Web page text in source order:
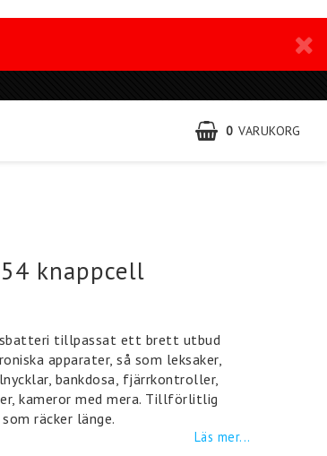
0 VARUKORG
knappcell
tillpassat ett brett utbud
apparater, så som leksaker,
bankdosa, fjärrkontroller,
kameror med mera. Tillförlitlig
räcker länge.
Läs mer...